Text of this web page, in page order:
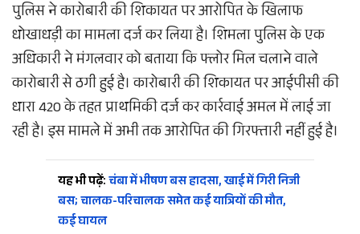
पुलिस ने कारोबारी की शिकायत पर आरोपित के खिलाफ
धोखाधड़ी का मामला दर्ज कर लिया है। शिमला पुलिस के एक
अधिकारी ने मंगलवार को बताया कि फ्लोर मिल चलाने वाले
कारोबारी से ठगी हुई है। कारोबारी की शिकायत पर आईपीसी की
धारा 420 के तहत प्राथमिकी दर्ज कर कार्रवाई अमल में लाई जा
रही है। इस मामले में अभी तक आरोपित की गिरफ्तारी नहीं हुई है।
यह भी पढ़ें:चंबा में भीषण बस हादसा, खाई में गिरी निजी
बस; चालक-परिचालक समेत कई यात्रियों की मौत,
कई घायल